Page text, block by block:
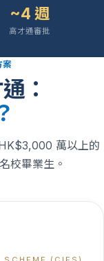
~4 週
高才通審批
：
萬以上的
校畢業生。